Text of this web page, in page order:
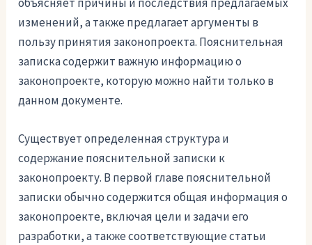
изменений, а также предлагает аргументы в
пользу принятия законопроекта. Пояснительная
записка содержит важную информацию о
законопроекте, которую можно найти только в
данном документе.
Существует определенная структура и
содержание пояснительной записки к
законопроекту. В первой главе пояснительной
записки обычно содержится общая информация о
законопроекте, включая цели и задачи его
разработки, а также соответствующие статьи